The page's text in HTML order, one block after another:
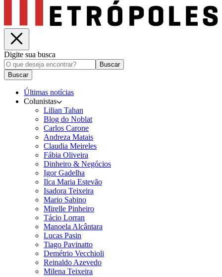
Digite sua busca
Buscar
Buscar
Últimas notícias
Colunistas
Lilian Tahan
Blog do Noblat
Carlos Carone
Andreza Matais
Claudia Meireles
Fábia Oliveira
Dinheiro & Negócios
Igor Gadelha
Ilca Maria Estevão
Isadora Teixeira
Mario Sabino
Mirelle Pinheiro
Tácio Lorran
Manoela Alcântara
Lucas Pasin
Tiago Pavinatto
Demétrio Vecchioli
Reinaldo Azevedo
Milena Teixeira